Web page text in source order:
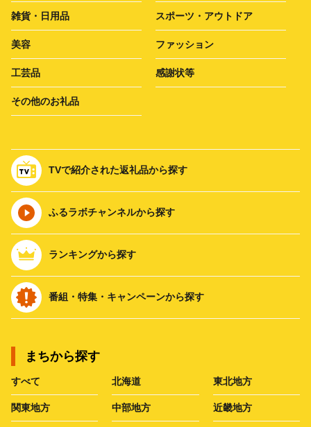
雑貨・日用品 スポーツ・アウトドア
美容 ファッション
工芸品 感謝状等
その他のお礼品
TVで紹介された返礼品から探す
ふるラボチャンネルから探す
ランキングから探す
番組・特集・キャンペーンから探す
まちから探す
すべて 北海道 東北地方
関東地方 中部地方 近畿地方